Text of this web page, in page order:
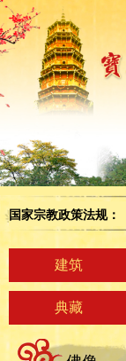
国家宗教政策法规：
建筑
典藏